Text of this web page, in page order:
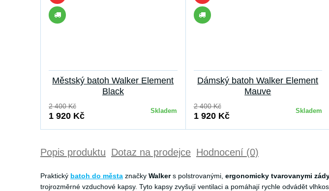
Městský batoh Walker Element
Black
2 400 Kč
1 920 Kč
Skladem
Dámský batoh Walker Element
Mauve
2 400 Kč
1 920 Kč
Skladem
Popis produktu Dotaz na prodejce Hodnocení (0)
Praktický batoh do města značky Walkers polstrovanými, ergonomicky tvarovanymi
trojrozměrné vzduchové kapsy. Tyto kapsy zvyšují ventilaci a pomáhají rychle odvádět